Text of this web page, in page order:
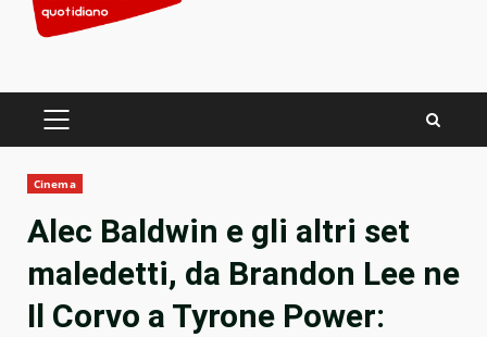
PRIMARY
Cinema
Alec Baldwin e gli altri set
maledetti, da Brandon Lee ne
Il Corvo a Tyrone Power: